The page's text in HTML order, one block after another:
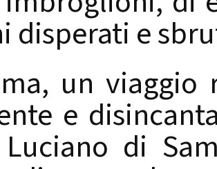
disperati e
un viaggio
e
di